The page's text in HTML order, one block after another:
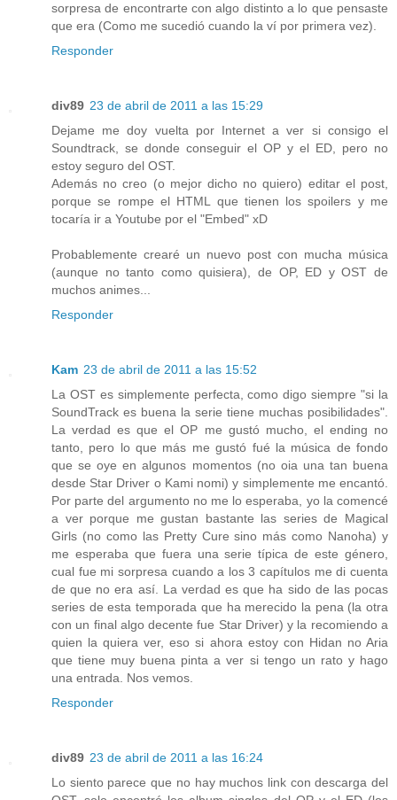
sorpresa de encontrarte con algo distinto a lo que pensaste
que era (Como me sucedió cuando la ví por primera vez).
Responder
div89 23 de abril de 2011 a las 15:29
Dejame me doy vuelta por Internet a ver si consigo el
Soundtrack, se donde conseguir el OP y el ED, pero no
estoy seguro del OST.
Además no creo (o mejor dicho no quiero) editar el post,
porque se rompe el HTML que tienen los spoilers y me
tocaría ir a Youtube por el "Embed" xD
Probablemente crearé un nuevo post con mucha música
(aunque no tanto como quisiera), de OP, ED y OST de
muchos animes...
Responder
Kam 23 de abril de 2011 a las 15:52
La OST es simplemente perfecta, como digo siempre "si la
SoundTrack es buena la serie tiene muchas posibilidades".
La verdad es que el OP me gustó mucho, el ending no
tanto, pero lo que más me gustó fué la música de fondo
que se oye en algunos momentos (no oia una tan buena
desde Star Driver o Kami nomi) y simplemente me encantó.
Por parte del argumento no me lo esperaba, yo la comencé
a ver porque me gustan bastante las series de Magical
Girls (no como las Pretty Cure sino más como Nanoha) y
me esperaba que fuera una serie típica de este género,
cual fue mi sorpresa cuando a los 3 capítulos me di cuenta
de que no era así. La verdad es que ha sido de las pocas
series de esta temporada que ha merecido la pena (la otra
con un final algo decente fue Star Driver) y la recomiendo a
quien la quiera ver, eso si ahora estoy con Hidan no Aria
que tiene muy buena pinta a ver si tengo un rato y hago
una entrada. Nos vemos.
Responder
div89 23 de abril de 2011 a las 16:24
Lo siento parece que no hay muchos link con descarga del